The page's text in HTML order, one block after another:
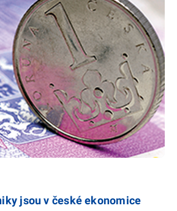
jsou v české ekonomice